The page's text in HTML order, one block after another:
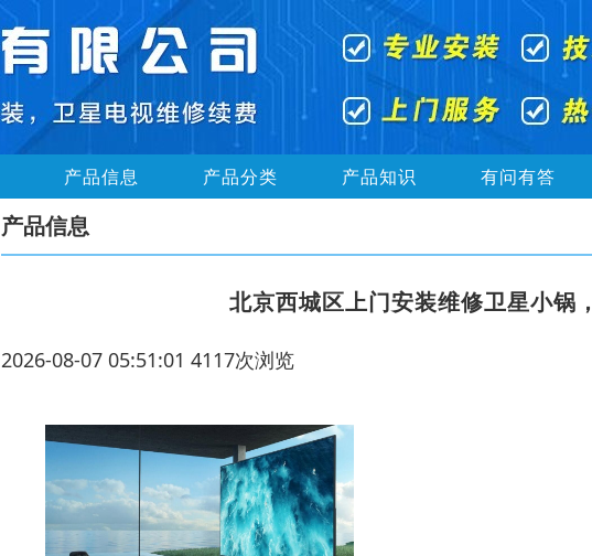
产品信息 产品分类 产品知识 有问有答
产品信息
北京西城区上门安装维修卫星小锅
2026-08-07 05:51:01 4117次浏览